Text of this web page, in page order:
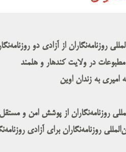
روزنامه‌نگاران از آزادی دو
در ولایت کندهار و هلمند
امیری به زندان اوین
روزنامه‌نگاران از پوشش امن و
روزنامه‌نگاران برای آزادی